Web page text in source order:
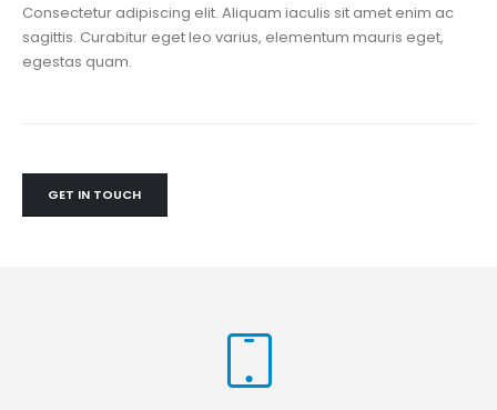
Consectetur adipiscing elit. Aliquam iaculis sit amet enim ac
sagittis. Curabitur eget leo varius, elementum mauris eget,
egestas quam.
GET IN TOUCH